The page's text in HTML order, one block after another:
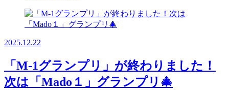
2025.12.22
「M-1グランプリ」が終わりました！
次は「Mado１」グランプリ🎄